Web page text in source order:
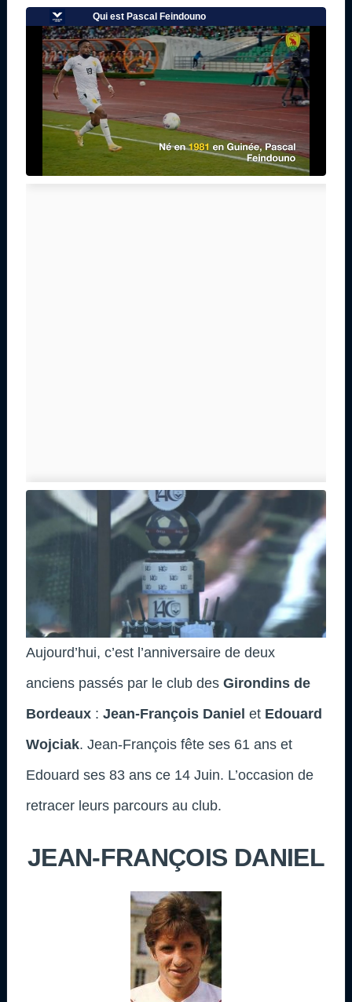
Aujourd’hui, c’est l’anniversaire de deux
anciens passés par le club des Girondins de
Bordeaux : Jean-François Daniel et Edouard
Wojciak. Jean-François fête ses 61 ans et
Edouard ses 83 ans ce 14 Juin. L’occasion de
retracer leurs parcours au club.
JEAN-FRANÇOIS DANIEL